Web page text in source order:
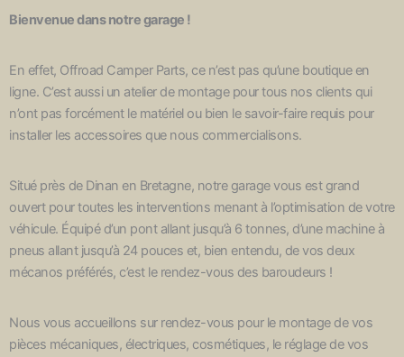
Bienvenue dans notre garage !
En effet, Offroad Camper Parts, ce n’est pas qu’une boutique en
ligne. C’est aussi un atelier de montage pour tous nos clients qui
n’ont pas forcément le matériel ou bien le savoir-faire requis pour
installer les accessoires que nous commercialisons.
Situé près de Dinan en Bretagne, notre garage vous est grand
ouvert pour toutes les interventions menant à l’optimisation de votre
véhicule. Équipé d’un pont allant jusqu’à 6 tonnes, d’une machine à
pneus allant jusqu’à 24 pouces et, bien entendu, de vos deux
mécanos préférés, c’est le rendez-vous des baroudeurs !
Nous vous accueillons sur rendez-vous pour le montage de vos
pièces mécaniques, électriques, cosmétiques, le réglage de vos